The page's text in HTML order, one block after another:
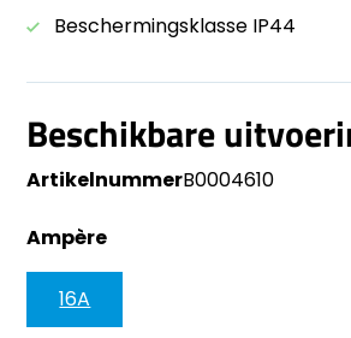
Beschermingsklasse IP44
Beschikbare
ArtikelnummerB0004610
Ampère
16A